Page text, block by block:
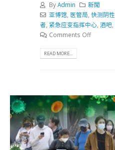
ByAdmin
新聞
亚博馆, 医管局, 快测阴性
者, 紧急应变指挥中心, 酒吧,
Comments Off
READ MORE...